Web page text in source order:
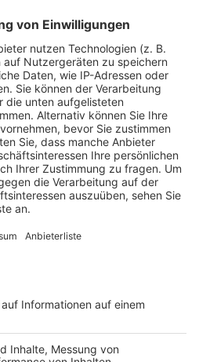
Max Giesinger an seinem
"VIER" gesehen. Er selber
die er benötigte,
Lauf lassen zu können. Mit
hat er uns schon einen
was uns auf seinem
Gründe, mit dem "80
Wir freuen uns über
am 16. November.
Ihre
um den YouTube
einen Service eines